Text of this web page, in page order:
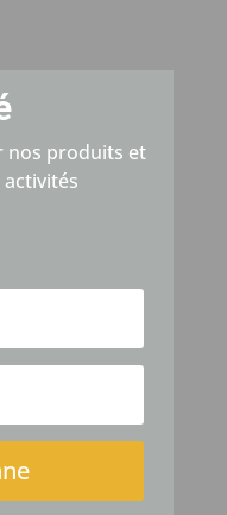
nos produits et